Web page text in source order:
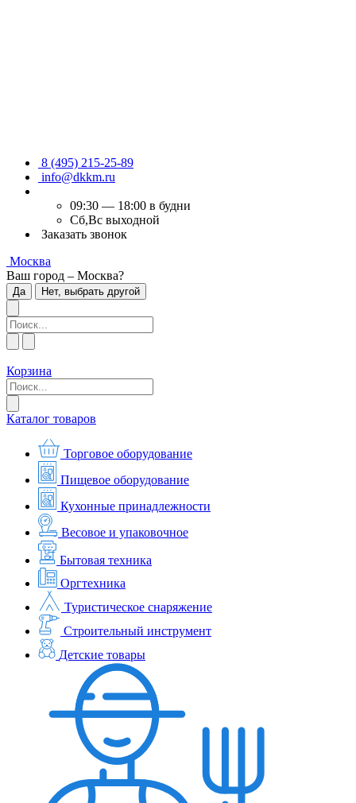
8 (495) 215-25-89
info@dkkm.ru
09:30 — 18:00 в будни
Сб,Вс выходной
Заказать звонок
Москва
Ваш город – Москва?
Да Нет, выбрать другой
Корзина
Каталог товаров
Торговое оборудование
Пищевое оборудование
Кухонные принадлежности
Весовое и упаковочное
Бытовая техника
Оргтехника
Туристическое снаряжение
Строительный инструмент
Детские товары